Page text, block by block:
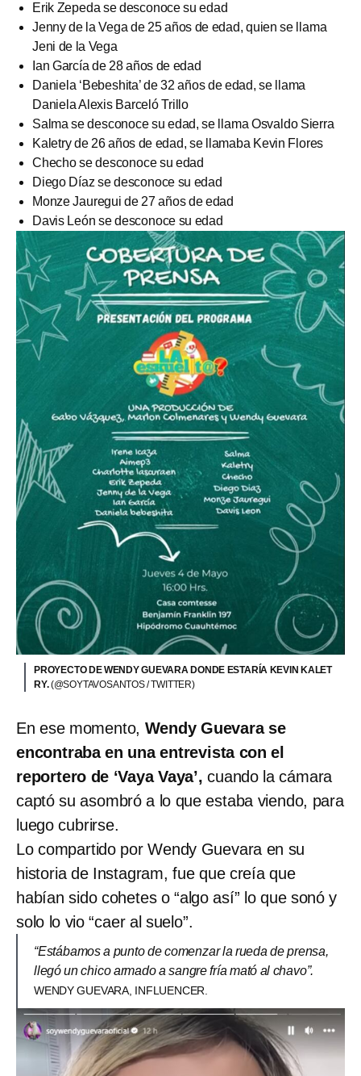
Erik Zepeda se desconoce su edad
Jenny de la Vega de 25 años de edad, quien se llama
Jeni de la Vega
Ian García de 28 años de edad
Daniela ‘Bebeshita’ de 32 años de edad, se llama
Daniela Alexis Barceló Trillo
Salma se desconoce su edad, se llama Osvaldo Sierra
Kaletry de 26 años de edad, se llamaba Kevin Flores
Checho se desconoce su edad
Diego Díaz se desconoce su edad
Monze Jauregui de 27 años de edad
Davis León se desconoce su edad
PROYECTO DE WENDY GUEVARA DONDE ESTARÍA KEVIN KALET
RY.(@SOYTAVOSANTOS / TWITTER)
En ese momento, Wendy Guevara se
encontraba en una entrevista con el
reportero de ‘Vaya Vaya’,cuando la cámara
captó su asombró a lo que estaba viendo, para
luego cubrirse.
Lo compartido por Wendy Guevara en su
historia de Instagram, fue que creía que
habían sido cohetes o “algo así” lo que sonó y
solo lo vio “caer al suelo”.
“Estábamos a punto de comenzar la rueda de prensa,
llegó un chico armado a sangre fría mató al chavo”.
WENDY GUEVARA, INFLUENCER.